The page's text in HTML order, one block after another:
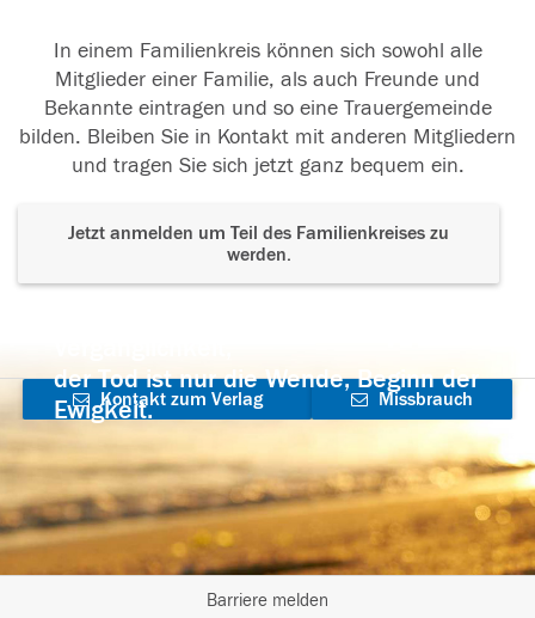
In einem Familienkreis können sich sowohl alle
Mitglieder einer Familie, als auch Freunde und
Bekannte eintragen und so eine Trauergemeinde
bilden. Bleiben Sie in Kontakt mit anderen Mitgliedern
und tragen Sie sich jetzt ganz bequem ein.
Jetzt anmelden um Teil des Familienkreises zu
werden.
der Tod ist nur die Wende, Beginn der
Ewigkeit.
Kontakt zum Verlag
aufnehmen
Missbrauch
Barriere melden